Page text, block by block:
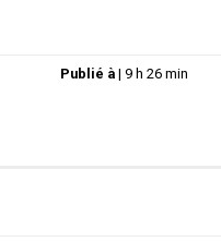
Publié à | 9 h 26 min